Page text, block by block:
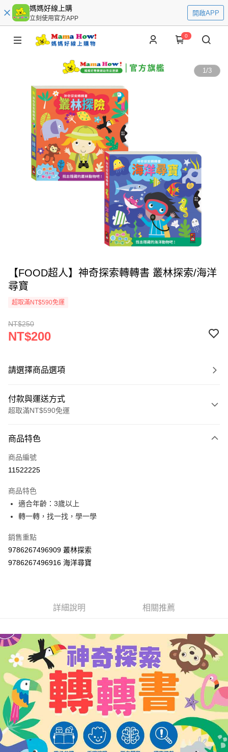
媽媽好線上購
立刻使用官方APP
開啟APP
0
1/3
【FOOD超人】神奇探索轉轉書 叢林探索/海洋
尋寶
超取滿NT$590免運
NT$250
NT$200
請選擇商品選項
付款與運送方式
超取滿NT$590免運
信用卡一次付款
超商取貨付款
Apple Pay
街口支付
悠遊付
AFTEE先享後付是「在收到商品之後才付款」的支付方式。 讓您購物簡單
２．便利：只要手機號碼，簡訊認證，即可結帳。
３．安心：先確認商品／服務後，再付款。
【「AFTEE先享後付」結帳流程】
１．於結帳方式選擇「AFTEE先享後付」後，將跳轉至「AFTEE先享後付」
結帳頁面，進行簡訊認證並確認金額後，即可完成結帳。
２．訂單成立數日內，您將收到繳費通知簡訊。
３．收到繳費通知簡訊後14天內，點擊此簡訊中的連結，可透過四大超商／
ATM／網路銀行／等多元方式進行付款，方視為交易完成。
※ 請注意：結帳手續完成當下不需立刻繳費，但若您需要取消訂單，請聯絡
購買商品的店家。未經商家同意取消之訂單仍視為有效，需透過AFTEE先享
後付繳納相關費用。
※ 交易是否成功請以「AFTEE先享後付 」之結帳頁面顯示為準，若有關於
運送方式
全家取貨付款
每筆NT$60，滿NT$590(含以上)免運費
付款後全家取貨
每筆NT$60，滿NT$590(含以上)免運費
7-11取貨付款
每筆NT$60，滿NT$590(含以上)免運費
付款後7-11取貨
商品特色
商品編號
11522225
商品特色
適合年齡：3歲以上
轉一轉，找一找，學一學
銷售重點
9786267496909 叢林探索
9786267496916 海洋尋寶
詳細說明 相關推薦